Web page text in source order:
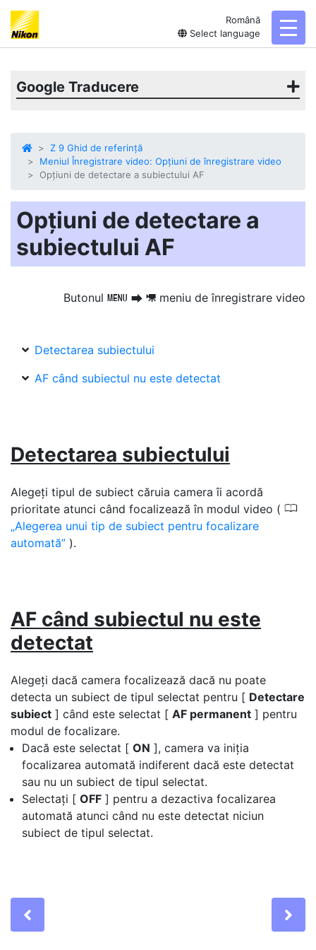
Română
Select language
Google Traducere
Z 9 Ghid de referință
Meniul Înregistrare video: Opțiuni de înregistrare video
Opțiuni de detectare a subiectului AF
Opțiuni de detectare a
subiectului AF
Butonul G U 1 meniu de înregistrare video
Detectarea subiectului
AF când subiectul nu este detectat
Detectarea subiectului
Alegeți tipul de subiect căruia camera îi acordă
prioritate atunci când focalizează în modul video ( 0
Alegerea unui tip de subiect pentru focalizare
automată
).
AF când subiectul nu este
detectat
Alegeți dacă camera focalizează dacă nu poate
detecta un subiect de tipul selectat pentru [ Detectare
subiect ] când este selectat [ AF permanent ] pentru
modul de focalizare.
Dacă este selectat [ ON ], camera va iniția
focalizarea automată indiferent dacă este detectat
sau nu un subiect de tipul selectat.
Selectați [ OFF ] pentru a dezactiva focalizarea
automată atunci când nu este detectat niciun
subiect de tipul selectat.